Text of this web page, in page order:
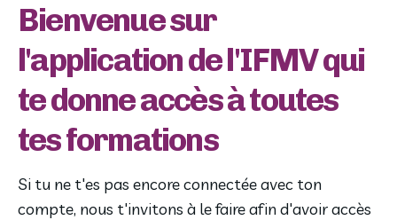
Bienvenue sur
l'application de l'IFMV qui
te donne accès à toutes
tes formations
Si tu ne t'es pas encore connectée avec ton
compte, nous t'invitons à le faire afin d'avoir accès